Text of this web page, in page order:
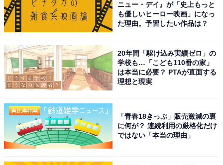
ニュー・デイ』が「史上もっと
も優しいヒーロー映画」になっ
た理由。予習したい作品は？
20年間「駆け込み実績ゼロ」の
学校も…「こども110番の家」
は本当に必要？ PTAが直面する
理想と現実
「青春18きっぷ」販売激減の裏
に何が？ 連続利用の厳格化だけ
ではない「本当の理由」